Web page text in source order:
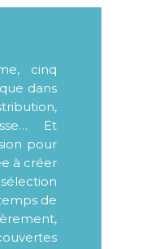
cinq
dans
Et
pour
à créer
de